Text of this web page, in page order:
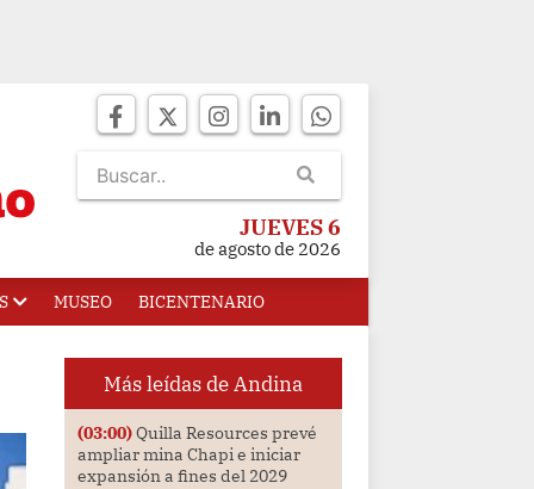
JUEVES 6
de agosto de 2026
MUSEO BICENTENARIO
Más leídas de Andina
(03:00)Quilla Resources prevé
ampliar mina Chapi e iniciar
expansión a fines del 2029